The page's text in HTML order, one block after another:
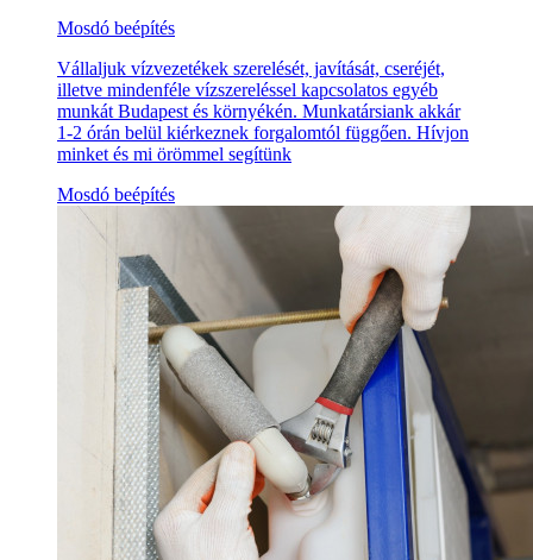
Mosdó beépítés
Vállaljuk vízvezetékek szerelését, javítását, cseréjét,
illetve mindenféle vízszereléssel kapcsolatos egyéb
munkát Budapest és környékén. Munkatársiank akkár
1-2 órán belül kiérkeznek forgalomtól függően. Hívjon
minket és mi örömmel segítünk
Mosdó beépítés